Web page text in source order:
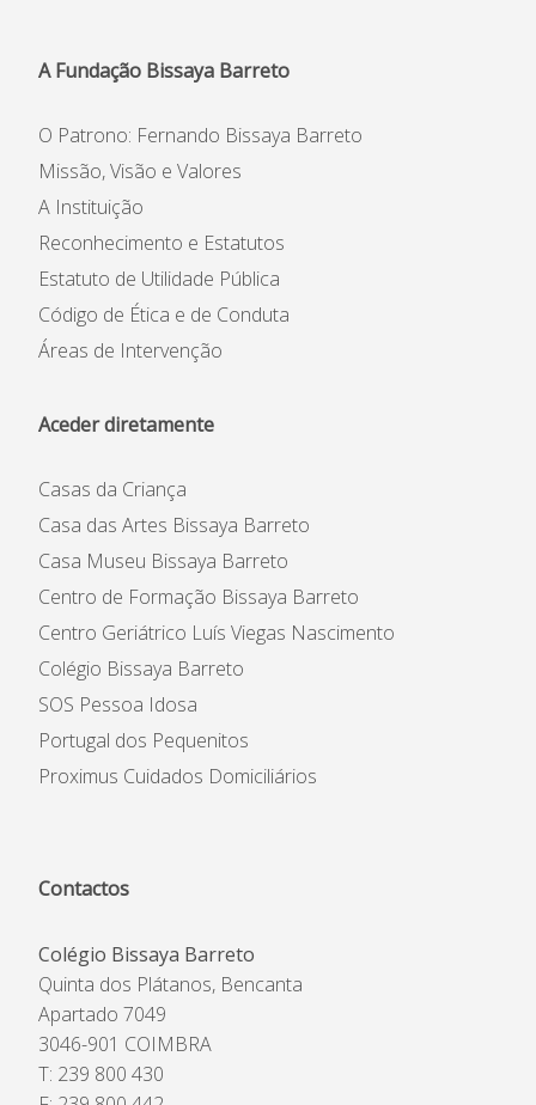
A Fundação Bissaya Barreto
O Patrono: Fernando Bissaya Barreto
Missão, Visão e Valores
A Instituição
Reconhecimento e Estatutos
Estatuto de Utilidade Pública
Código de Ética e de Conduta
Áreas de Intervenção
Aceder diretamente
Casas da Criança
Casa das Artes Bissaya Barreto
Casa Museu Bissaya Barreto
Centro de Formação Bissaya Barreto
Centro Geriátrico Luís Viegas Nascimento
Colégio Bissaya Barreto
SOS Pessoa Idosa
Portugal dos Pequenitos
Proximus Cuidados Domiciliários
Contactos
Colégio Bissaya Barreto
Quinta dos Plátanos, Bencanta
Apartado 7049
3046-901 COIMBRA
T: 239 800 430